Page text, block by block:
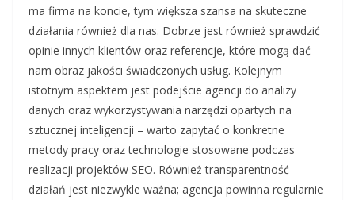
ma firma na koncie, tym większa szansa na skuteczne
działania również dla nas. Dobrze jest również sprawdzić
opinie innych klientów oraz referencje, które mogą dać
nam obraz jakości świadczonych usług. Kolejnym
istotnym aspektem jest podejście agencji do analizy
danych oraz wykorzystywania narzędzi opartych na
sztucznej inteligencji – warto zapytać o konkretne
metody pracy oraz technologie stosowane podczas
realizacji projektów SEO. Również transparentność
działań jest niezwykle ważna; agencja powinna regularnie